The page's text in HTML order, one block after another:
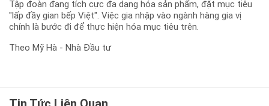
Tập đoàn đang tích cực đa dạng hóa sản phẩm, đặt mục tiêu
"lấp đầy gian bếp Việt". Việc gia nhập vào ngành hàng gia vị
chính là bước đi để thực hiện hóa mục tiêu trên.
Theo Mỹ Hà - Nhà Đầu tư